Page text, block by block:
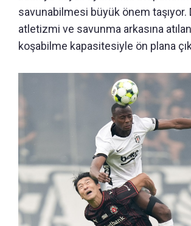
savunabilmesi büyük önem taşıyor.
atletizmi ve savunma arkasına
koşabilme kapasitesiyle ön plana